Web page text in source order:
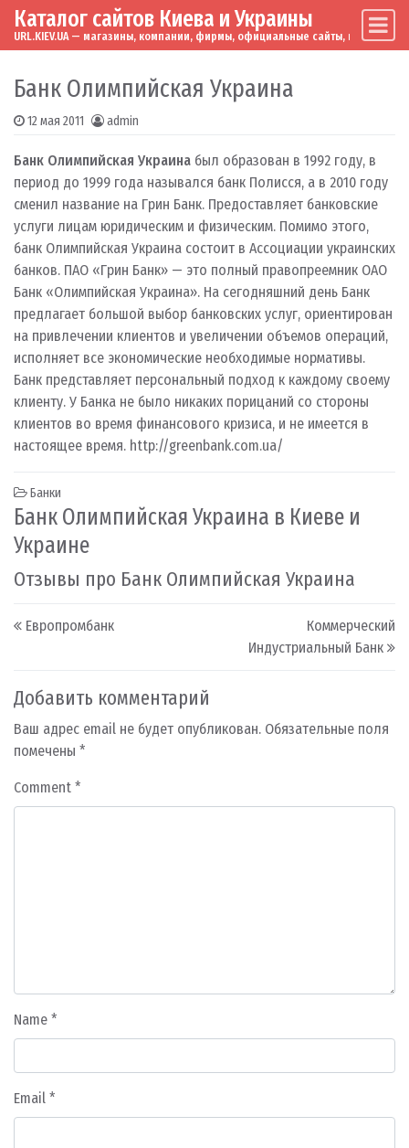
Skip to content
Main Navigation
Каталог сайтов Киева и Украины
URL.KIEV.UA — магазины, компании, фирмы, официальные сайты, мировые
Банк Олимпийская Украина
12 мая 2011 admin
Банк Олимпийская Украина был образован в 1992 году, в
период до 1999 года назывался банк Полисся, а в 2010 году
сменил название на Грин Банк. Предоставляет банковские
услуги лицам юридическим и физическим. Помимо этого,
банк Олимпийская Украина состоит в Ассоциации украинских
банков. ПАО «Грин Банк» — это полный правопреемник ОАО
Банк «Олимпийская Украина». На сегодняшний день Банк
предлагает большой выбор банковских услуг, ориентирован
на привлечении клиентов и увеличении объемов операций,
исполняет все экономические необходимые нормативы.
Банк представляет персональный подход к каждому своему
клиенту. У Банка не было никаких порицаний со стороны
клиентов во время финансового кризиса, и не имеется в
настоящее время. http://greenbank.com.ua/
Банки
Банк Олимпийская Украина в Киеве и
Украине
Отзывы про Банк Олимпийская Украина
Post navigation
Европромбанк
Коммерческий
Индустриальный Банк
Добавить комментарий
Ваш адрес email не будет опубликован. Обязательные поля
помечены *
Comment *
Name *
Email *